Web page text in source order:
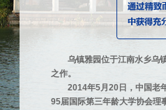
乌镇雅园位于江南水乡乌
之作。
2014年5月20日，中国老
95届国际第三年龄大学协会理